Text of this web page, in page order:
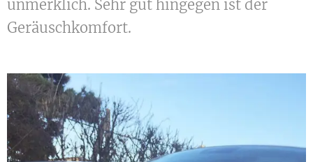
unmerklich. Sehr gut hingegen ist der
Geräuschkomfort.